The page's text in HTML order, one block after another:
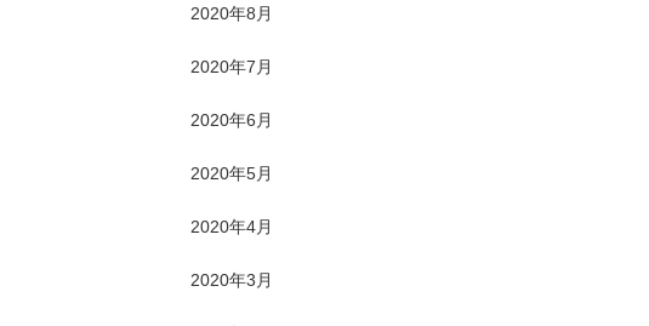
2020年8月
2020年7月
2020年6月
2020年5月
2020年4月
2020年3月